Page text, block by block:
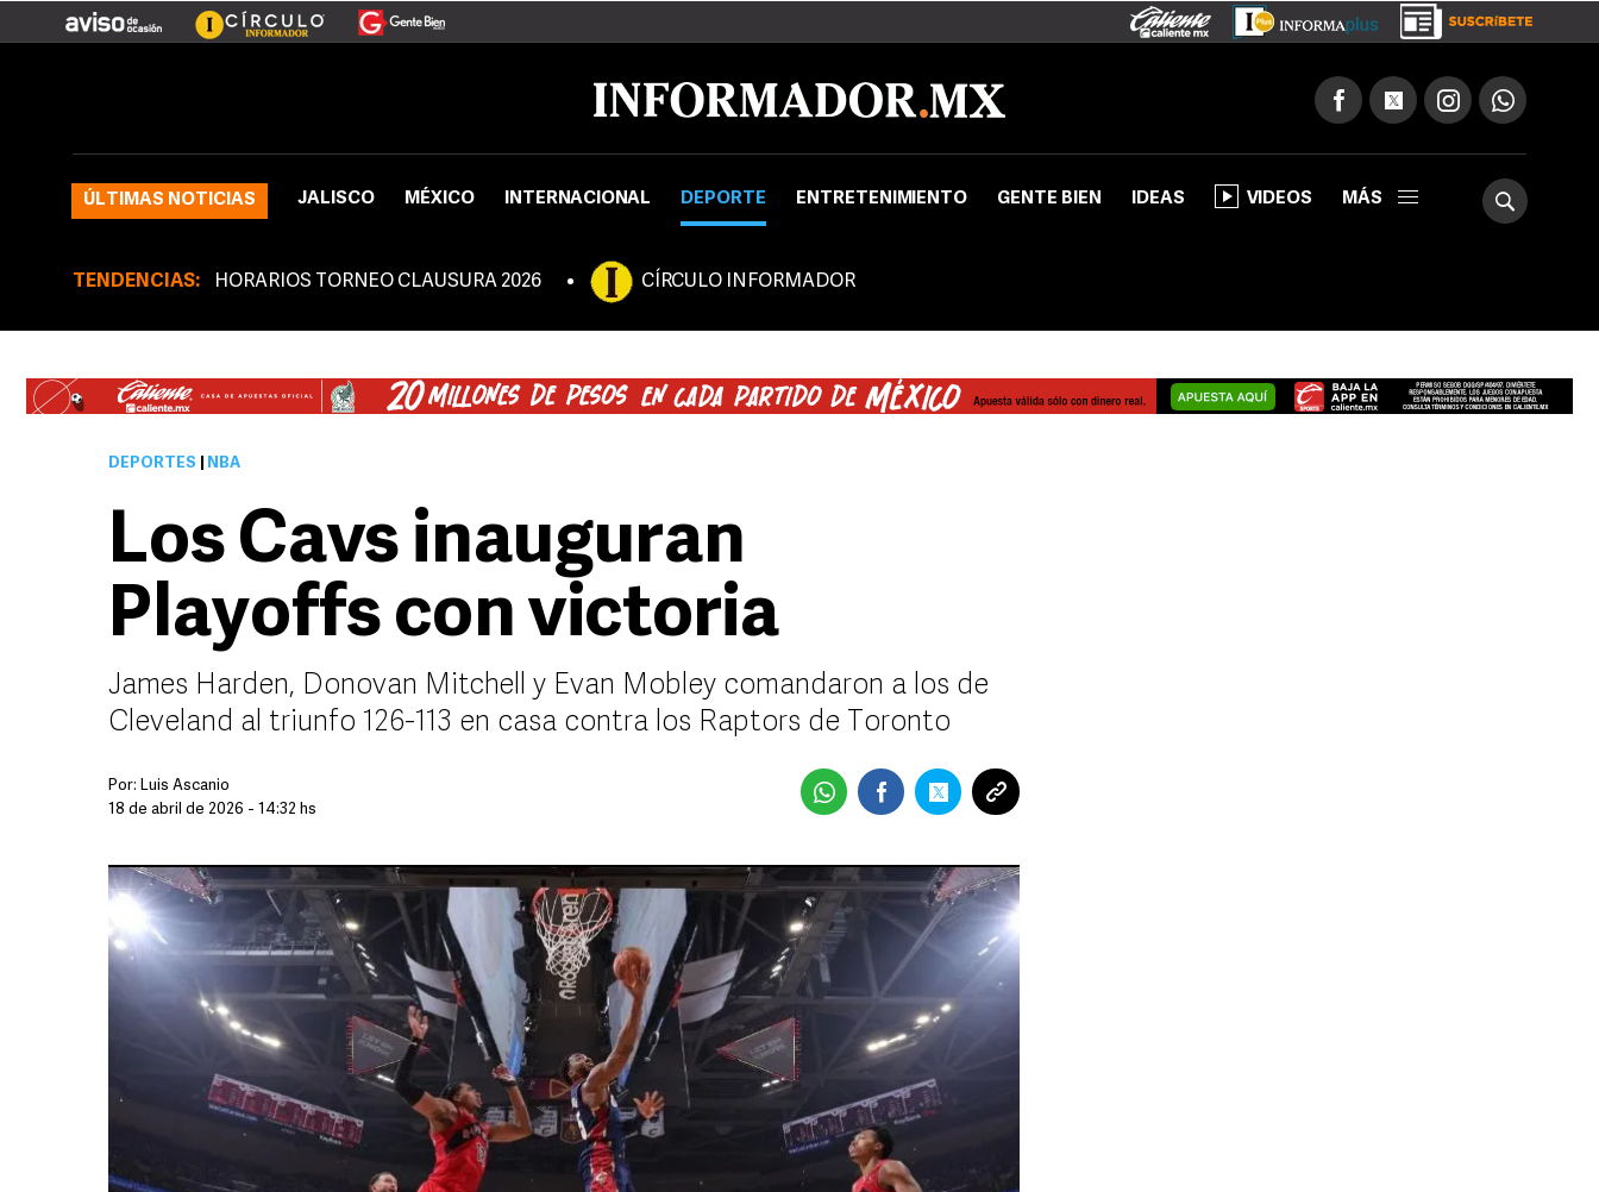
ÚLTIMAS NOTICIAS JALISCO MÉXICO INTERNACIONAL DEPORTE ENTRETENIMIENTO GENTE BIEN IDEAS VIDEOS MÁS
TENDENCIAS: HORARIOS TORNEO CLAUSURA 2026 CÍRCULO INFORMADOR
DEPORTES NBA
Los Cavs inauguran
Playoffs con victoria
James Harden, Donovan Mitchell y Evan Mobley comandaron a los de
Cleveland al triunfo 126-113 en casa contra los Raptors de Toronto
Por: Luis Ascanio
18 de abril de 2026 - 14:32 hs